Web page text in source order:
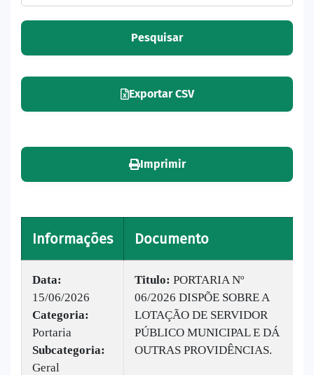
Pesquisar
Exportar CSV
Imprimir
Informações Documento
Data:
15/06/2026
Categoria:
Portaria
Subcategoria:
Geral
Titulo: PORTARIA Nº
06/2026 DISPÕE SOBRE A
LOTAÇÃO DE SERVIDOR
PÚBLICO MUNICIPAL E DÁ
OUTRAS PROVIDÊNCIAS.